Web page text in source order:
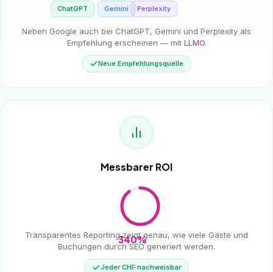
ChatGPT Gemini Perplexity
Neben Google auch bei ChatGPT, Gemini und Perplexity als
Empfehlung erscheinen — mit LLMO.
Neue Empfehlungsquelle
Messbarer ROI
340%
Transparentes Reporting zeigt genau, wie viele Gäste und
Buchungen durch SEO generiert werden.
Jeder CHF nachweisbar